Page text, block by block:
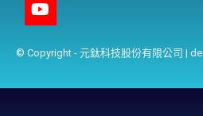
© Copyright - 元鈦科技股份有限公司 |